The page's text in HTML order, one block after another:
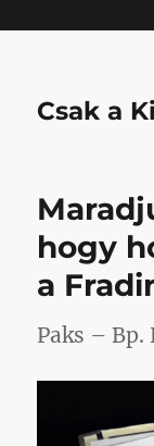
Csak a
hogy
a
Paks –